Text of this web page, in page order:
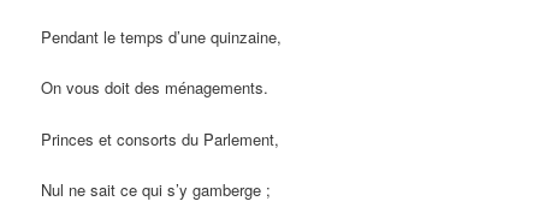
Pendant le temps d’une quinzaine,
On vous doit des ménagements.
Princes et consorts du Parlement,
Nul ne sait ce qui s’y gamberge ;